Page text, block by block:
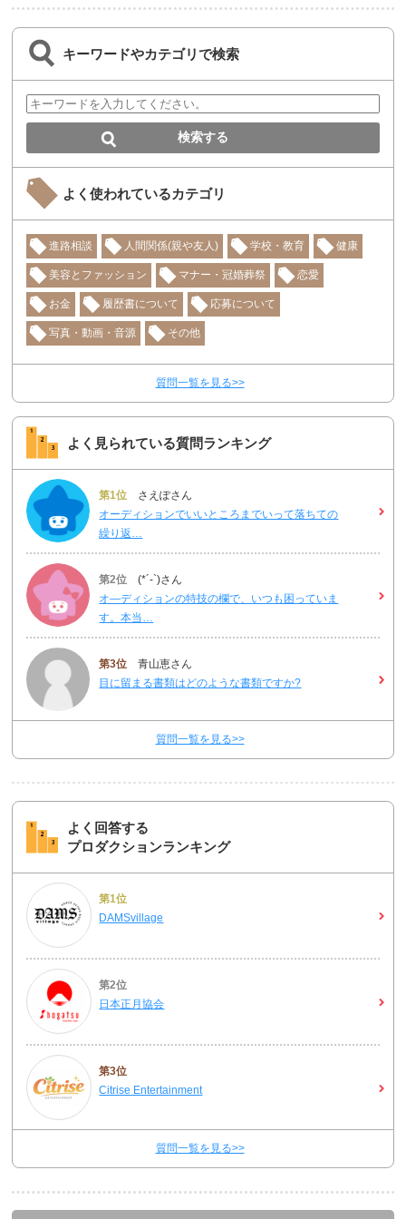
キーワードやカテゴリで検索
よく使われているカテゴリ
進路相談 人間関係(親や友人) 学校・教育 健康
美容とファッション マナー・冠婚葬祭 恋愛
お金 履歴書について 応募について
写真・動画・音源 その他
質問一覧を見る>>
よく見られている質問ランキング
第1位 さえぽさん
オーディションでいいところまでいって落ちての
繰り返…
第2位 (*´-`)さん
オ―ディションの特技の欄で、いつも困っていま
す。本当…
第3位 青山恵さん
目に留まる書類はどのような書類ですか?
質問一覧を見る>>
よく回答する
プロダクションランキング
第1位
DAMSvillage
第2位
日本正月協会
第3位
Citrise Entertainment
質問一覧を見る>>